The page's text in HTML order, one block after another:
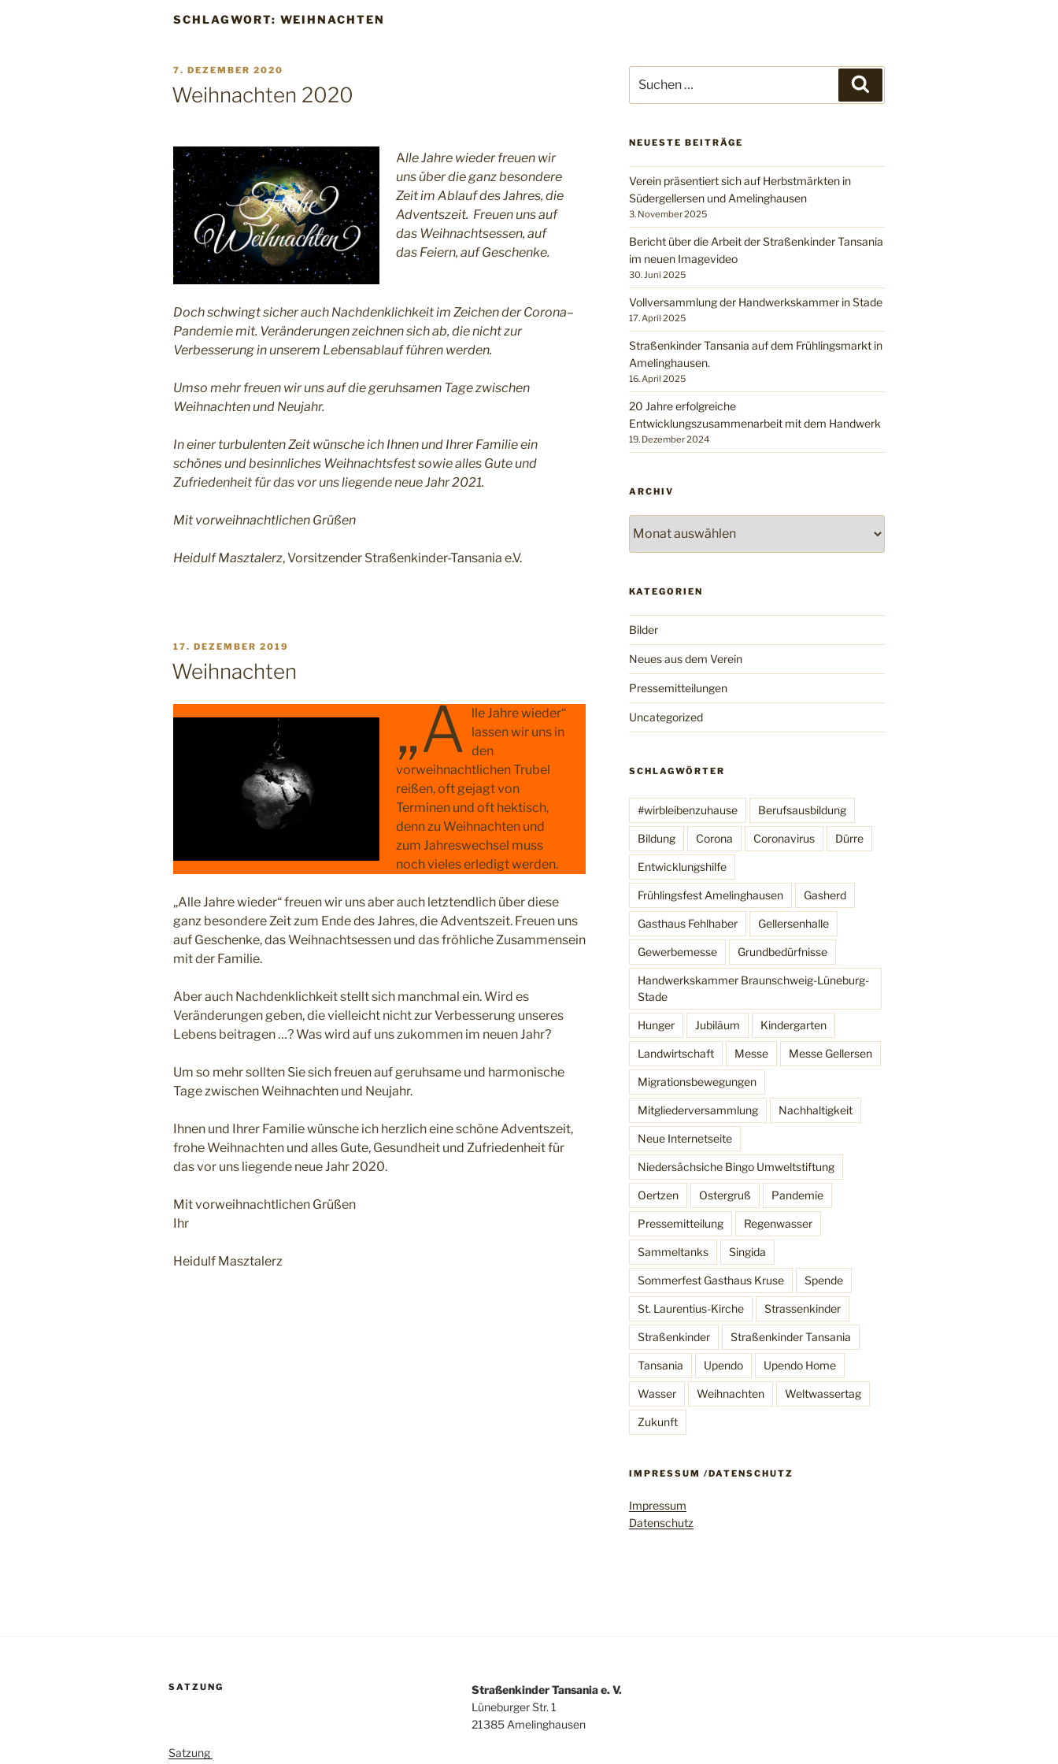
SCHLAGWORT: WEIHNACHTEN
VERÖFFENTLICHT
AM
7. DEZEMBER 2020
Weihnachten 2020
Alle Jahre wieder freuen wir
uns über die ganz besondere
Zeit im Ablauf des Jahres, die
Adventszeit. Freuen uns auf
das Weihnachtsessen, auf
das Feiern, auf Geschenke.
Doch schwingt sicher auch Nachdenklichkeit im Zeichen der Corona–
Pandemie mit. Veränderungen zeichnen sich ab, die nicht zur
Verbesserung in unserem Lebensablauf führen werden.
Umso mehr freuen wir uns auf die geruhsamen Tage zwischen
Weihnachten und Neujahr.
In einer turbulenten Zeit wünsche ich Ihnen und Ihrer Familie ein
schönes und besinnliches Weihnachtsfest sowie alles Gute und
Zufriedenheit für das vor uns liegende neue Jahr 2021.
Mit vorweihnachtlichen Grüßen
Heidulf Masztalerz, Vorsitzender Straßenkinder-Tansania e.V.
VERÖFFENTLICHT
AM
17. DEZEMBER 2019
Weihnachten
„A lle Jahre wieder“
lassen wir uns in
den
vorweihnachtlichen Trubel
reißen, oft gejagt von
Terminen und oft hektisch,
denn zu Weihnachten und
zum Jahreswechsel muss
noch vieles erledigt werden.
„Alle Jahre wieder“ freuen wir uns aber auch letztendlich über diese
ganz besondere Zeit zum Ende des Jahres, die Adventszeit. Freuen uns
auf Geschenke, das Weihnachtsessen und das fröhliche Zusammensein
mit der Familie.
Aber auch Nachdenklichkeit stellt sich manchmal ein. Wird es
Veränderungen geben, die vielleicht nicht zur Verbesserung unseres
Lebens beitragen …? Was wird auf uns zukommen im neuen Jahr?
Um so mehr sollten Sie sich freuen auf geruhsame und harmonische
Tage zwischen Weihnachten und Neujahr.
Ihnen und Ihrer Familie wünsche ich herzlich eine schöne Adventszeit,
frohe Weihnachten und alles Gute, Gesundheit und Zufriedenheit für
das vor uns liegende neue Jahr 2020.
Mit vorweihnachtlichen Grüßen
Ihr
Heidulf Masztalerz
nach:
NEUESTE BEITRÄGE
Verein präsentiert sich auf Herbstmärkten in
Südergellersen und Amelinghausen
3. November 2025
Bericht über die Arbeit der Straßenkinder Tansania
im neuen Imagevideo
30. Juni 2025
Vollversammlung der Handwerkskammer in Stade
17. April 2025
Straßenkinder Tansania auf dem Frühlingsmarkt in
Amelinghausen.
16. April 2025
20 Jahre erfolgreiche
Entwicklungszusammenarbeit mit dem Handwerk
19. Dezember 2024
ARCHIV
KATEGORIEN
Bilder
Neues aus dem Verein
Pressemitteilungen
Uncategorized
SCHLAGWÖRTER
#wirbleibenzuhause Berufsausbildung
Bildung Corona Coronavirus Dürre
Entwicklungshilfe
Frühlingsfest Amelinghausen Gasherd
Gasthaus Fehlhaber Gellersenhalle
Gewerbemesse Grundbedürfnisse
Handwerkskammer Braunschweig-Lüneburg-
Stade
Hunger Jubiläum Kindergarten
Landwirtschaft Messe Messe Gellersen
Migrationsbewegungen
Mitgliederversammlung Nachhaltigkeit
Neue Internetseite
Niedersächsiche Bingo Umweltstiftung
Oertzen Ostergruß Pandemie
Pressemitteilung Regenwasser
Sammeltanks Singida
Sommerfest Gasthaus Kruse Spende
St. Laurentius-Kirche Strassenkinder
Straßenkinder Straßenkinder Tansania
Tansania Upendo Upendo Home
Wasser Weihnachten Weltwassertag
Zukunft
IMPRESSUM /DATENSCHUTZ
Impressum
Datenschutz
SATZUNG
Satzung
Straßenkinder Tansania e. V.
Lüneburger Str. 1
21385 Amelinghausen